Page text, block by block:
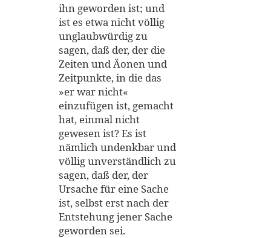
ihn geworden ist; und
ist es etwa nicht völlig
unglaubwürdig zu
sagen, daß der, der die
Zeiten und Äonen und
Zeitpunkte, in die das
»er war nicht«
einzufügen ist, gemacht
hat, einmal nicht
gewesen ist? Es ist
nämlich undenkbar und
völlig unverständlich zu
sagen, daß der, der
Ursache für eine Sache
ist, selbst erst nach der
Entstehung jener Sache
geworden sei.